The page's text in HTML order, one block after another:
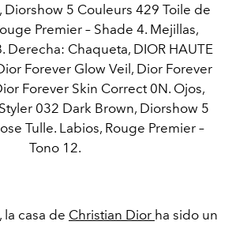
Diorshow 5 Couleurs 429 Toile de
Premier – Shade 4. Mejillas,
Derecha: Chaqueta, DIOR HAUTE
Forever Glow Veil, Dior Forever
Forever Skin Correct 0N. Ojos,
032 Dark Brown, Diorshow 5
Tulle. Labios, Rouge Premier –
Tono 12.
la casa de Christian Dior ha sido un